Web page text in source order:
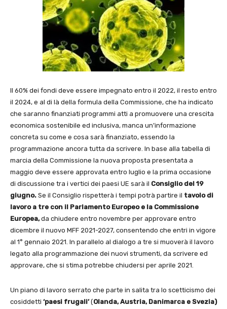
Il 60% dei fondi deve essere impegnato entro il 2022, il resto entro
il 2024, e al di là della formula della Commissione, che ha indicato
che saranno finanziati programmi atti a promuovere una crescita
economica sostenibile ed inclusiva, manca un’informazione
concreta su come e cosa sarà finanziato, essendo la
programmazione ancora tutta da scrivere. In base alla tabella di
marcia della Commissione la nuova proposta presentata a
maggio deve essere approvata entro luglio e la prima occasione
di discussione tra i vertici dei paesi UE sarà il Consiglio del 19
giugno. Se il Consiglio rispetterà i tempi potrà partire il tavolo di
lavoro a tre con il Parlamento Europeo e la Commissione
Europea,da chiudere entro novembre per approvare entro
dicembre il nuovo MFF 2021-2027, consentendo che entri in vigore
al 1° gennaio 2021. In parallelo al dialogo a tre si muoverà il lavoro
legato alla programmazione dei nuovi strumenti, da scrivere ed
approvare, che si stima potrebbe chiudersi per aprile 2021.
Un piano di lavoro serrato che parte in salita tra lo scetticismo dei
cosiddetti ‘paesi frugali’(Olanda, Austria, Danimarca e Svezia)